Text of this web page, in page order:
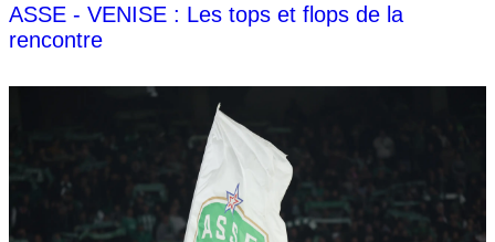
ASSE - VENISE : Les tops et flops de la
rencontre